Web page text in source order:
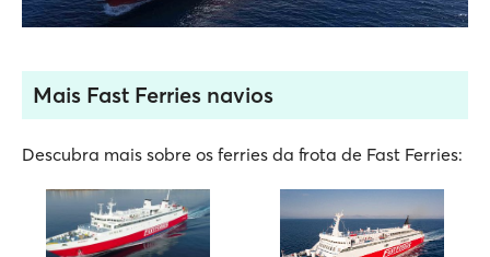
Mais Fast Ferries navios
Descubra mais sobre os ferries da frota de Fast Ferries: